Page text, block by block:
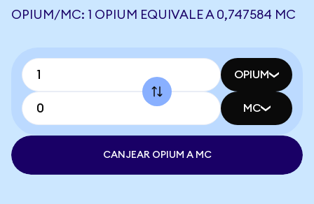
OPIUM/MC: 1 OPIUM EQUIVALE A 0,747584 MC
OPIUM
MC
CANJEAR OPIUM A MC